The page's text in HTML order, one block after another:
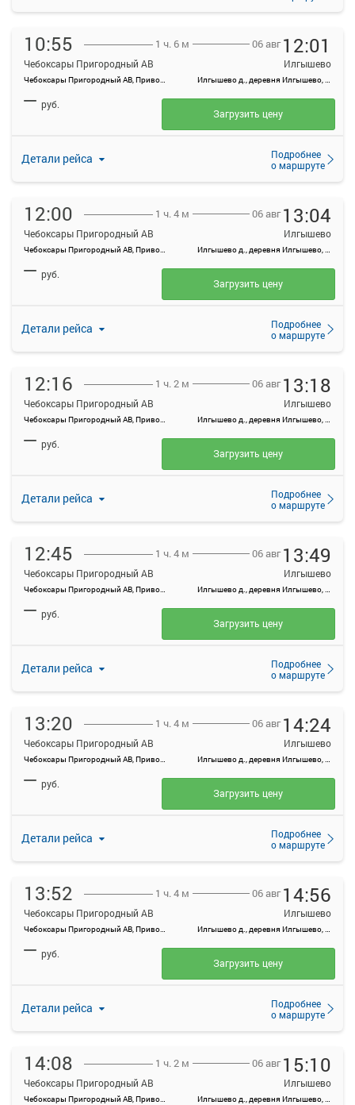
10:55
Чебоксары Пригородный АВ
Чебоксары Пригородный АВ, Привокзальная ул., 3
1 ч. 6 м 06 авг 12:01
Илгышево
Илгышево д., деревня Илгышево, Россия
Детали рейса
Подробнее
о маршруте
— руб.
Загрузить цену
12:00
Чебоксары Пригородный АВ
Чебоксары Пригородный АВ, Привокзальная ул., 3
1 ч. 4 м 06 авг 13:04
Илгышево
Илгышево д., деревня Илгышево, Россия
Детали рейса
Подробнее
о маршруте
— руб.
Загрузить цену
12:16
Чебоксары Пригородный АВ
Чебоксары Пригородный АВ, Привокзальная ул., 3
1 ч. 2 м 06 авг 13:18
Илгышево
Илгышево д., деревня Илгышево, Россия
Детали рейса
Подробнее
о маршруте
— руб.
Загрузить цену
12:45
Чебоксары Пригородный АВ
Чебоксары Пригородный АВ, Привокзальная ул., 3
1 ч. 4 м 06 авг 13:49
Илгышево
Илгышево д., деревня Илгышево, Россия
Детали рейса
Подробнее
о маршруте
— руб.
Загрузить цену
13:20
Чебоксары Пригородный АВ
Чебоксары Пригородный АВ, Привокзальная ул., 3
1 ч. 4 м 06 авг 14:24
Илгышево
Илгышево д., деревня Илгышево, Россия
Детали рейса
Подробнее
о маршруте
— руб.
Загрузить цену
13:52
Чебоксары Пригородный АВ
Чебоксары Пригородный АВ, Привокзальная ул., 3
1 ч. 4 м 06 авг 14:56
Илгышево
Илгышево д., деревня Илгышево, Россия
Детали рейса
Подробнее
о маршруте
— руб.
Загрузить цену
14:08
Чебоксары Пригородный АВ
Чебоксары Пригородный АВ, Привокзальная ул., 3
1 ч. 2 м 06 авг 15:10
Илгышево
Илгышево д., деревня Илгышево, Россия